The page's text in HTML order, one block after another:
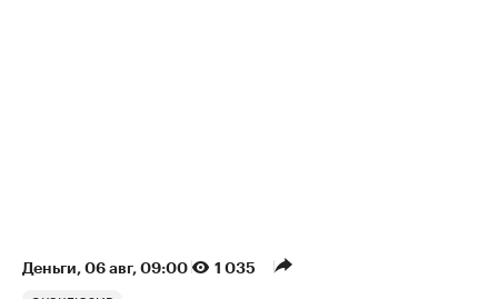
Деньги⁠, 06 авг, 09:00 1 035